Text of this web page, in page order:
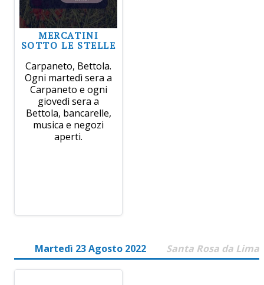
MERCATINI
SOTTO LE STELLE
Carpaneto, Bettola.
Ogni martedì sera a
Carpaneto e ogni
giovedì sera a
Bettola, bancarelle,
musica e negozi
aperti.
Martedì 23 Agosto 2022 Santa Rosa da Lima